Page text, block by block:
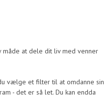
måde at dele dit liv med venner
vælge et filter til at omdanne sin
- det er så let. Du kan endda